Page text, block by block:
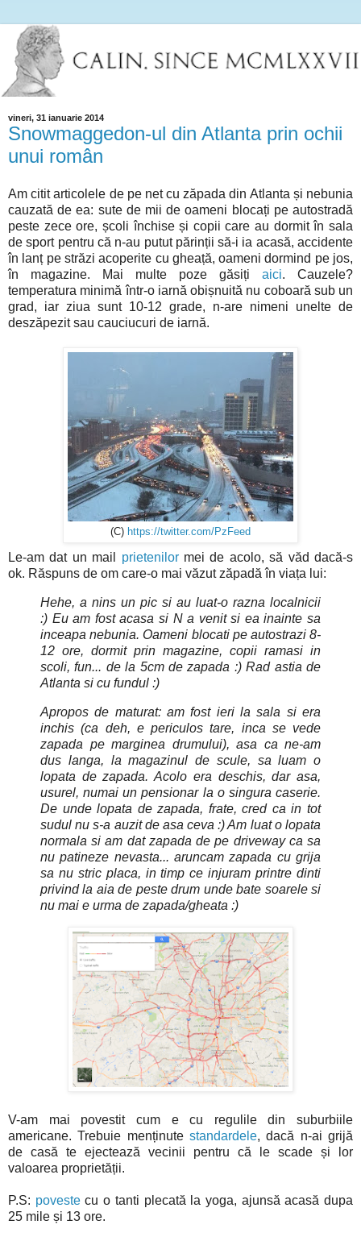
vineri, 31 ianuarie 2014
Snowmaggedon-ul din Atlanta prin ochii
unui român
Am citit articolele de pe net cu zăpada din Atlanta și nebunia
cauzată de ea: sute de mii de oameni blocați pe autostradă
peste zece ore, școli închise și copii care au dormit în sala
de sport pentru că n-au putut părinții să-i ia acasă, accidente
în lanț pe străzi acoperite cu gheață, oameni dormind pe jos,
în magazine. Mai multe poze găsiți aici. Cauzele?
temperatura minimă într-o iarnă obișnuită nu coboară sub un
grad, iar ziua sunt 10-12 grade, n-are nimeni unelte de
deszăpezit sau cauciucuri de iarnă.
(C) https://twitter.com/PzFeed
Le-am dat un mail prietenilormei de acolo, să văd dacă-s
ok. Răspuns de om care-o mai văzut zăpadă în viața lui:
Hehe, a nins un pic si au luat-o razna localnicii
:) Eu am fost acasa si N a venit si ea inainte sa
inceapa nebunia. Oameni blocati pe autostrazi 8-
12 ore, dormit prin magazine, copii ramasi in
scoli, fun... de la 5cm de zapada :) Rad astia de
Atlanta si cu fundul :)
Apropos de maturat: am fost ieri la sala si era
inchis (ca deh, e periculos tare, inca se vede
zapada pe marginea drumului), asa ca ne-am
dus langa, la magazinul de scule, sa luam o
lopata de zapada. Acolo era deschis, dar asa,
usurel, numai un pensionar la o singura caserie.
De unde lopata de zapada, frate, cred ca in tot
sudul nu s-a auzit de asa ceva :) Am luat o lopata
normala si am dat zapada de pe driveway ca sa
nu patineze nevasta... aruncam zapada cu grija
sa nu stric placa, in timp ce injuram printre dinti
privind la aia de peste drum unde bate soarele si
nu mai e urma de zapada/gheata :)
V-am mai povestit cum e cu regulile din suburbiile
americane. Trebuie menținute standardele, dacă n-ai grijă
de casă te ejectează vecinii pentru că le scade și lor
valoarea proprietății.
P.S: povestecu o tanti plecată la yoga, ajunsă acasă dupa
25 mile și 13 ore.